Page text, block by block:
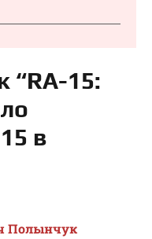
“RA-15:
в
Полынчук